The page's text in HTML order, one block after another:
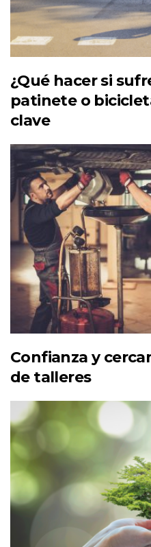
¿Qué hacer si
patinete o
clave
Confianza y
de talleres